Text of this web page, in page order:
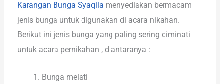
Karangan Bunga Syaqila menyediakan bermacam
jenis bunga untuk digunakan di acara nikahan.
Berikut ini jenis bunga yang paling sering diminati
untuk acara pernikahan , diantaranya :
Bunga melati